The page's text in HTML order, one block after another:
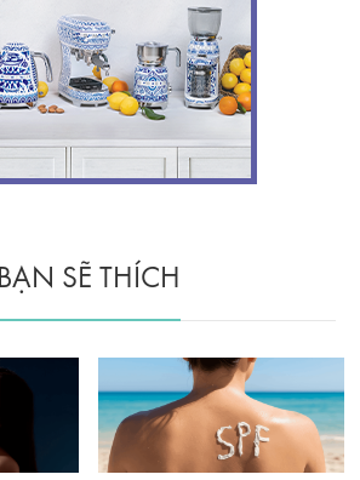
BẠN SẼ THÍCH